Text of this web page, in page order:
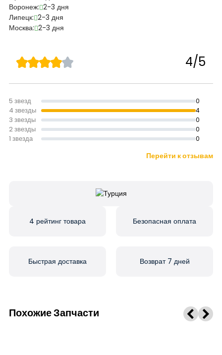
Воронеж: 2-3 дня
Липецк: 2-3 дня
Москва: 2-3 дня
4/5
5 звезд 0
4 звезды 4
3 звезды 0
2 звезды 0
1 звезда 0
Перейти к отзывам
4 рейтинг товара Безопасная оплата
Быстрая доставка Возврат 7 дней
Похожие Запчасти